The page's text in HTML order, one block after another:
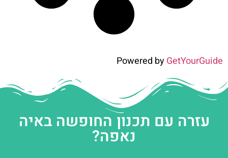
Powered byGetYourGuide
עזרה עם תכנון החופשה באיה
נאפה?